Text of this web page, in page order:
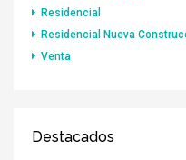
Residencial
Residencial Nueva
Venta
Destacados